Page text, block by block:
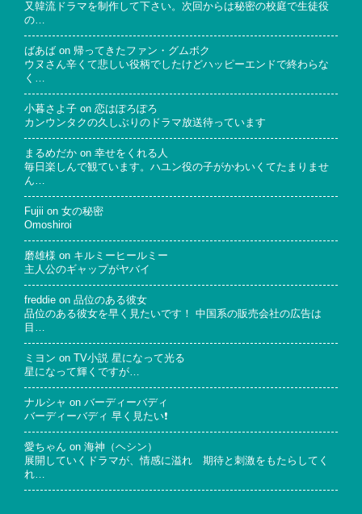
又韓流ドラマを制作して下さい。次回からは秘密の校庭で生徒役
の…
ばあば on 帰ってきたファン・グムボク
ウヌさん辛くて悲しい役柄でしたけどハッピーエンドで終わらな
く…
小暮さよ子 on 恋はぽろぽろ
カンウンタクの久しぶりのドラマ放送待っています
まるめだか on 幸せをくれる人
毎日楽しんで観ています。ハユン役の子がかわいくてたまりませ
ん…
Fujii on 女の秘密
Omoshiroi
磨雄様 on キルミーヒールミー
主人公のギャップがヤバイ
freddie on 品位のある彼女
品位のある彼女を早く見たいです！ 中国系の販売会社の広告は
目…
ミヨン on
TV小説 星になって光る
星になって輝くですが…
ナルシャ on バーディーバディ
バーディーバディ 早く見たい❗
愛ちゃん on 海神（ヘシン）
展開していくドラマが、情感に溢れ 期待と刺激をもたらしてく
れ…